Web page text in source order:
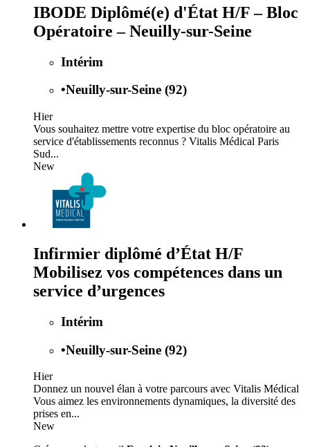
IBODE Diplômé(e) d'État H/F – Bloc
Opératoire – Neuilly-sur-Seine
Intérim
•Neuilly-sur-Seine (92)
Hier
Vous souhaitez mettre votre expertise du bloc opératoire au
service d'établissements reconnus ? Vitalis Médical Paris
Sud...
New
Infirmier diplômé d’État H/F
Mobilisez vos compétences dans un
service d’urgences
Intérim
•Neuilly-sur-Seine (92)
Hier
Donnez un nouvel élan à votre parcours avec Vitalis Médical
Vous aimez les environnements dynamiques, la diversité des
prises en...
New